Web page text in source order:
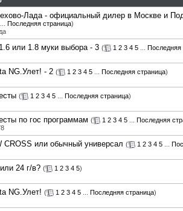
Лада - официальный дилер в Москве и
Последняя страница)
или 1.8 муки выбора - 3 ( 1 2 3 4 5
Последняя
NG.Улет! - 2 ( 1 2 3 4 5 Последняя страница)
( 1 2 3 4 5 Последняя страница)
по гос программам ( 1 2 3 4 5
Последняя
CROSS или обычный универсал ( 1 2 3 4 5
24 г/в? ( 1 2 3 4 5)
NG.Улет! ( 1 2 3 4 5 Последняя страница)